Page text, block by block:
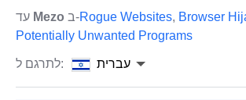
Mezo ב-Rogue Websites, Browser
Potentially Unwanted Programs
לתרגם ל: עברית